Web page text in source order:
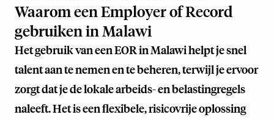
Waarom een Employer of Record
gebruiken in Malawi
Het gebruik van een EOR in Malawi helpt je snel
talent aan te nemen en te beheren, terwijl je ervoor
zorgt dat je de lokale arbeids- en belastingregels
naleeft. Het is een flexibele, risicovrije oplossing